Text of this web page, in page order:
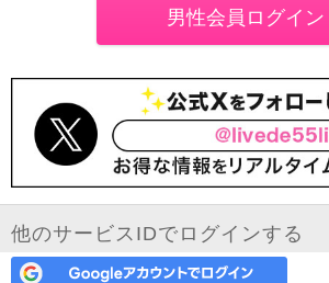
他のサービスIDでログインする